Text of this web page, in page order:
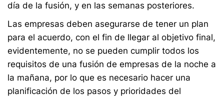
día de la fusión, y en las semanas posteriores.
Las empresas deben asegurarse de tener un plan
para el acuerdo, con el fin de llegar al objetivo final,
evidentemente, no se pueden cumplir todos los
requisitos de una fusión de empresas de la noche a
la mañana, por lo que es necesario hacer una
planificación de los pasos y prioridades del